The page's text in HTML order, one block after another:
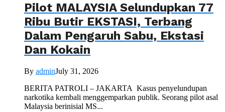
Pilot MALAYSIA Selundupkan 77
Ribu Butir EKSTASI, Terbang
Dalam Pengaruh Sabu, Ekstasi
Dan Kokain
By adminJuly 31, 2026
BERITA PATROLI – JAKARTA Kasus penyelundupan
narkotika kembali menggemparkan publik. Seorang pilot asal
Malaysia berinisial MS...